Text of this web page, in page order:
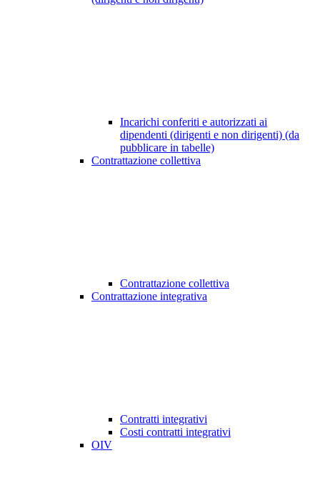
Incarichi conferiti e autorizzati ai
dipendenti (dirigenti e non dirigenti) (da
pubblicare in tabelle)
Contrattazione collettiva
Contrattazione collettiva
Contrattazione integrativa
Contratti integrativi
Costi contratti integrativi
OIV